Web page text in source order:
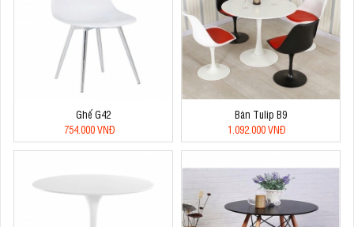
Ghế G42
754.000 VNĐ
Bàn Tulip B9
1.092.000 VNĐ